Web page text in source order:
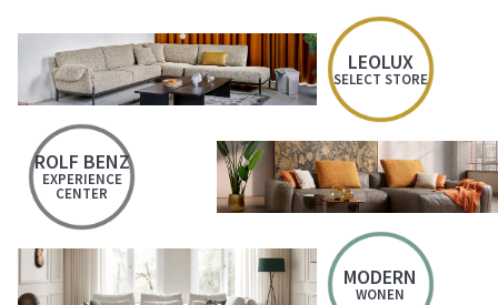
LEOLUX
SELECT STORE
ROLF BENZ
EXPERIENCE
CENTER
MODERN
WONEN